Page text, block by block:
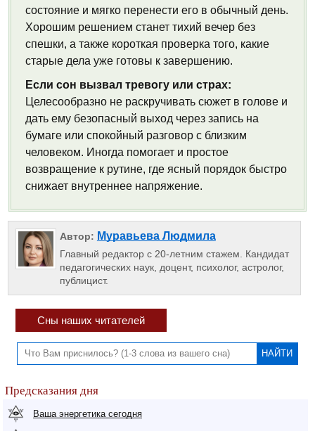
состояние и мягко перенести его в обычный день.
Хорошим решением станет тихий вечер без
спешки, а также короткая проверка того, какие
старые дела уже готовы к завершению.
Если сон вызвал тревогу или страх:
Целесообразно не раскручивать сюжет в голове и
дать ему безопасный выход через запись на
бумаге или спокойный разговор с близким
человеком. Иногда помогает и простое
возвращение к рутине, где ясный порядок быстро
снижает внутреннее напряжение.
Автор: Муравьева Людмила
Главный редактор с 20-летним стажем. Кандидат
педагогических наук, доцент, психолог, астролог,
публицист.
Сны наших читателей
Предсказания дня
Ваша энергетика сегодня